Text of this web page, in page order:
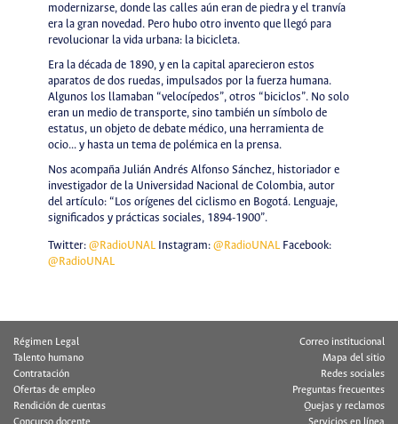
modernizarse, donde las calles aún eran de piedra y el tranvía
era la gran novedad. Pero hubo otro invento que llegó para
revolucionar la vida urbana: la bicicleta.
Era la década de 1890, y en la capital aparecieron estos
aparatos de dos ruedas, impulsados por la fuerza humana.
Algunos los llamaban “velocípedos”, otros “biciclos”. No solo
eran un medio de transporte, sino también un símbolo de
estatus, un objeto de debate médico, una herramienta de
ocio... y hasta un tema de polémica en la prensa.
Nos acompaña Julián Andrés Alfonso Sánchez, historiador e
investigador de la Universidad Nacional de Colombia, autor
del artículo: “Los orígenes del ciclismo en Bogotá. Lenguaje,
significados y prácticas sociales, 1894-1900”.
Twitter: @RadioUNALInstagram: @RadioUNALFacebook:
@RadioUNAL
Régimen Legal
Talento humano
Contratación
Ofertas de empleo
Rendición de cuentas
Correo institucional
Mapa del sitio
Redes sociales
Preguntas frecuentes
Quejas y reclamos